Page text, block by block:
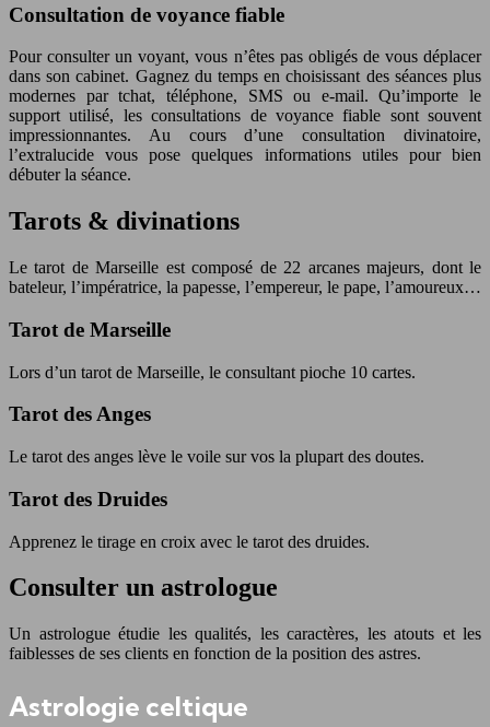
Consultation de voyance fiable
Pour consulter un voyant, vous n’êtes pas obligés de vous déplacer
dans son cabinet. Gagnez du temps en choisissant des séances plus
modernes par tchat, téléphone, SMS ou e-mail. Qu’importe le
support utilisé, les consultations de voyance fiable sont souvent
impressionnantes. Au cours d’une consultation divinatoire,
l’extralucide vous pose quelques informations utiles pour bien
débuter la séance.
Tarots & divinations
Le tarot de Marseille est composé de 22 arcanes majeurs, dont le
bateleur, l’impératrice, la papesse, l’empereur, le pape, l’amoureux…
Tarot de Marseille
Lors d’un tarot de Marseille, le consultant pioche 10 cartes.
Tarot des Anges
Le tarot des anges lève le voile sur vos la plupart des doutes.
Tarot des Druides
Apprenez le tirage en croix avec le tarot des druides.
Consulter un astrologue
Un astrologue étudie les qualités, les caractères, les atouts et les
faiblesses de ses clients en fonction de la position des astres.
Astrologie celtique